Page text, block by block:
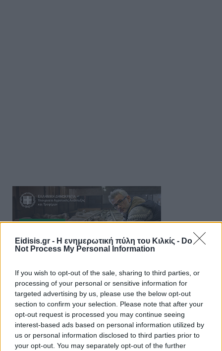
Eidisis.gr - Η ενημερωτική πύλη του Κιλκίς - Do
Not Process My Personal Information
If you wish to opt-out of the sale, sharing to third parties, or
processing of your personal or sensitive information for
targeted advertising by us, please use the below opt-out
section to confirm your selection. Please note that after your
opt-out request is processed you may continue seeing
interest-based ads based on personal information utilized by
us or personal information disclosed to third parties prior to
your opt-out. You may separately opt-out of the further